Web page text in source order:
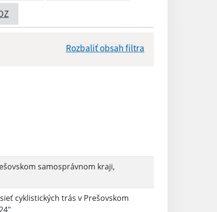
Rozbaliť obsah filtra
Reset
samosprávnom kraji,
cyklistických trás v Prešovskom